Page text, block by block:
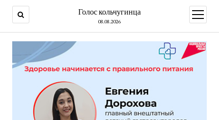
Голос кольчугинца
08.08.2026
меню